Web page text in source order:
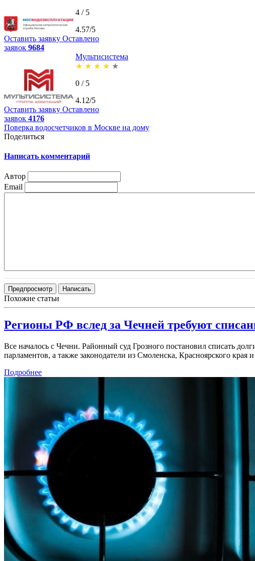
4 / 5
4.57/5
Оставить заявку Оставлено
заявок 9684
Мультисистема
★ ★ ★ ★ ★
0 / 5
4.12/5
Оставить заявку Оставлено
заявок 4176
Поверка водосчетчиков в Москве на дому
Поделиться
Написать комментарий
Автор
Email
Похожие статьи
Регионы РФ вслед за Чечней требуют
Все началось с Чечни. Районный суд Грозного постановил списать
парламентов, а также законодатели из Смоленска, Красноярского
Подробнее